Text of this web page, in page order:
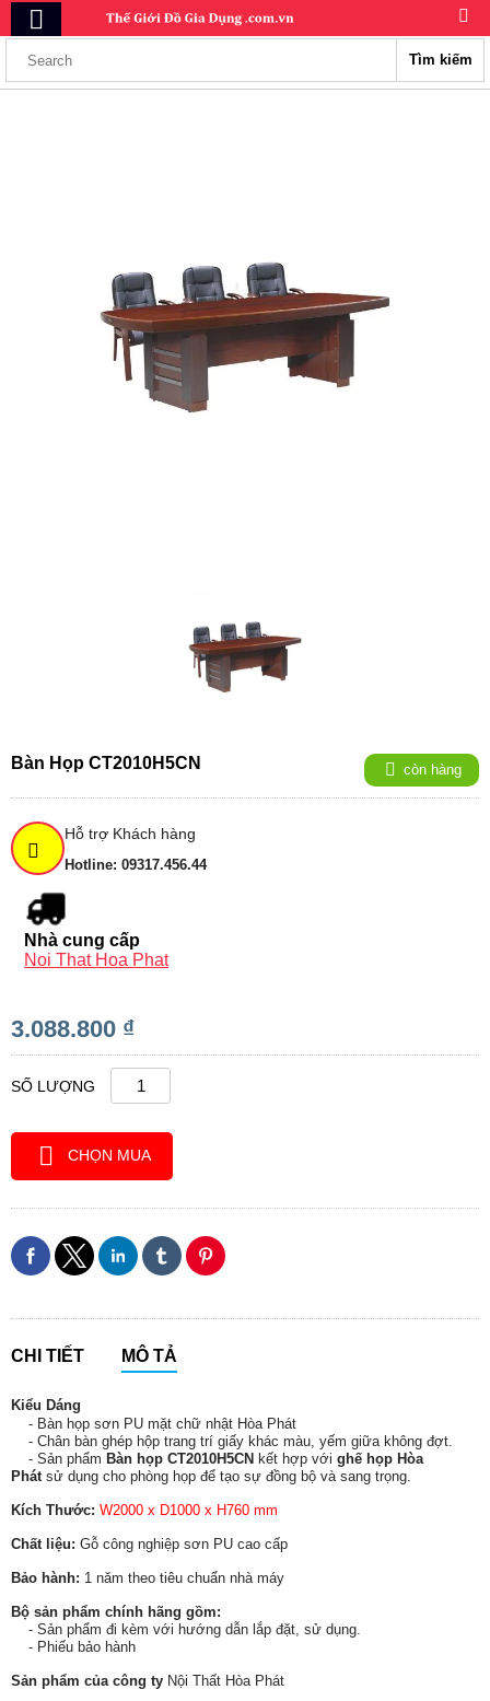
Tìm kiếm
Bàn Họp CT2010H5CN còn hàng
Hỗ trợ Khách hàng
Hotline: 09317.456.44
Nhà cung cấp
Noi That Hoa Phat
3.088.800 ₫
SỐ LƯỢNG
CHỌN MUA
CHI TIẾT MÔ TẢ
Kiểu Dáng
- Bàn họp sơn PU mặt chữ nhật Hòa Phát
- Chân bàn ghép hộp trang trí giấy khác màu, yếm giữa không đợt.
- Sản phẩm Bàn họp CT2010H5CN kết hợp với ghế họp Hòa
Phátsử dụng cho phòng họp để tạo sự đồng bộ và sang trọng.
Kích Thước: W2000 x D1000 x H760 mm
Chất liệu: Gỗ công nghiệp sơn PU cao cấp
Bảo hành: 1 năm theo tiêu chuẩn nhà máy
Bộ sản phẩm chính hãng gồm:
- Sản phẩm đi kèm với hướng dẫn lắp đặt, sử dụng.
- Phiếu bảo hành
Sản phẩm của công ty Nội Thất Hòa Phát